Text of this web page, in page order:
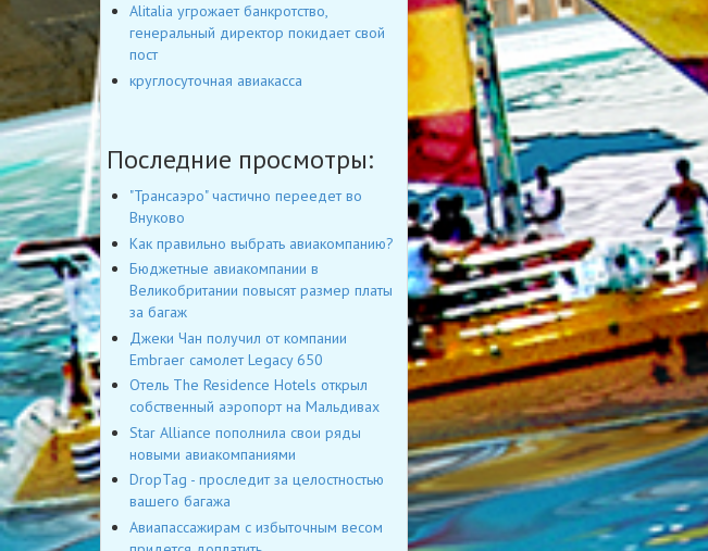
Alitalia угрожает банкротство,
генеральный директор покидает свой
пост
круглосуточная авиакасса
Последние просмотры:
"Трансаэро" частично переедет во
Внуково
Как правильно выбрать авиакомпанию?
Бюджетные авиакомпании в
Великобритании повысят размер платы
за багаж
Джеки Чан получил от компании
Embraer самолет Legacy 650
Отель The Residence Hotels открыл
собственный аэропорт на Мальдивах
Star Alliance пополнила свои ряды
новыми авиакомпаниями
DropTag - проследит за целостностью
вашего багажа
Авиапассажирам с избыточным весом